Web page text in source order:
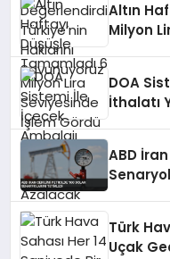
Altın
Milyon
DOA
İthalatı
ABD
Türk
Uçak